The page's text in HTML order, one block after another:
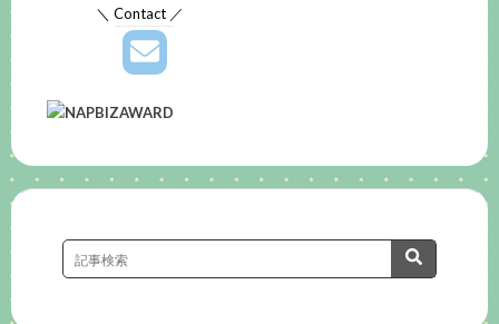
＼ Contact ／